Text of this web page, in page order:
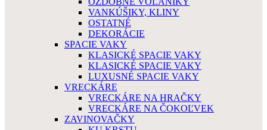
VANKÚŠIKY, KLINY
OSTATNÉ
DEKORÁCIE
SPACIE VAKY
KLASICKÉ SPACIE VAKY
KLASICKÉ SPACIE VAKY
LUXUSNÉ SPACIE VAKY
VRECKÁRE
VRECKÁRE NA HRAČKY
VRECKÁRE NA ČOKOĽVEK
ZAVINOVAČKY